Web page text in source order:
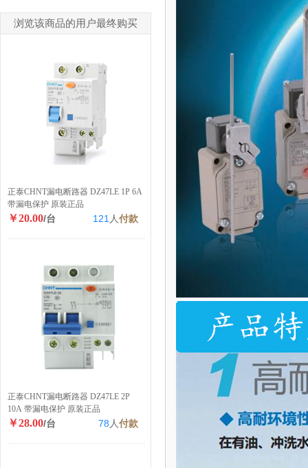
浏览该商品的用户最终购买
正泰CHNT漏电断路器 DZ47LE 1P 6A
带漏电保护 原装正品
￥20.00/台 121 人付款
正泰CHNT漏电断路器 DZ47LE 2P
10A 带漏电保护 原装正品
￥28.00/台 78 人付款